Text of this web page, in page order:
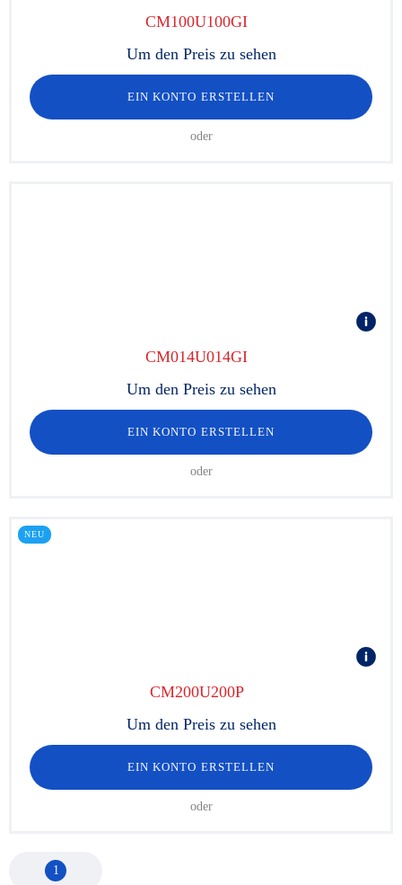
CM100U100GI
Um den Preis zu sehen
EIN KONTO ERSTELLEN
oder
CM014U014GI
Um den Preis zu sehen
EIN KONTO ERSTELLEN
oder
NEU
CM200U200P
Um den Preis zu sehen
EIN KONTO ERSTELLEN
oder
1